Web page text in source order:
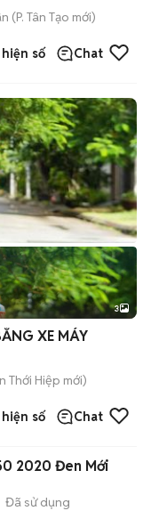
(P. Tân Tạo mới)
số Chat
3
XE MÁY
Thới Hiệp mới)
số Chat
2020 Đen Mới
Đã sử dụng